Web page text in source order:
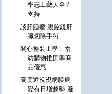
率志工藝人全力
支持
談肝腫瘤 腹腔鏡肝
臟切除手術
開心整裝上學！南
紡購物推開學商
品優惠
高度近視視網膜病
變有日增趨勢 避